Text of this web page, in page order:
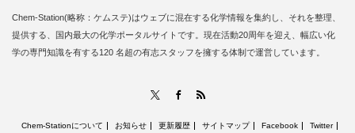
Chem-Station(略称：ケムステ)はウェブに混在する化学情報を集約し、それを整理、
提供する、国内最大の化学ポータルサイトです。現在活動20周年を迎え、幅広い化
学の専門知識を有する120 名超の有志スタッフを擁する体制で運営しています。
Facebook
Chem-Stationについて お知らせ 更新履歴 サイトマップ Facebook Twitter